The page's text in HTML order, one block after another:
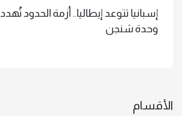
إسبانيا تتوعد إيطاليا.. أزمة الحدود تُهدد
وحدة شنجن
الأقسام